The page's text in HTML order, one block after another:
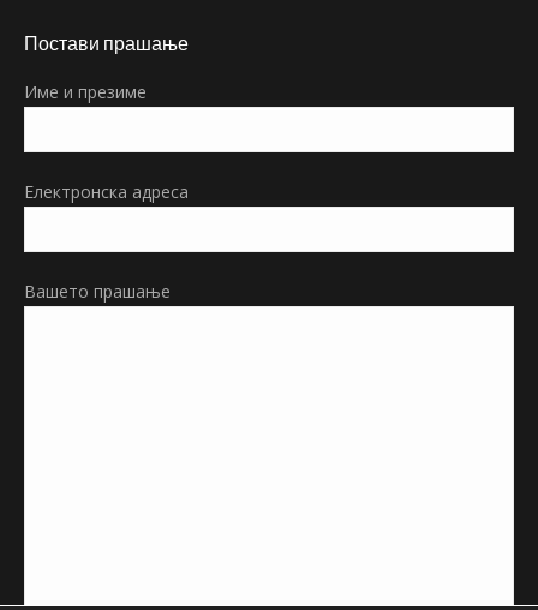
opens
new
Постави прашање
Име и презиме
Електронска адреса
Вашето прашање